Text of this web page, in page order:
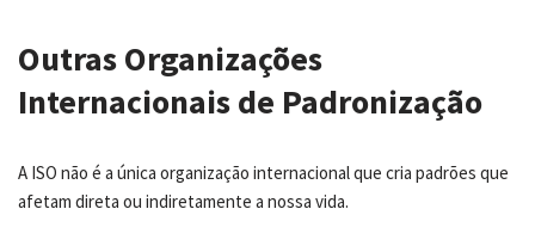
Outras Organizações
Internacionais de Padronização
A ISO não é a única organização internacional que cria padrões que
afetam direta ou indiretamente a nossa vida.